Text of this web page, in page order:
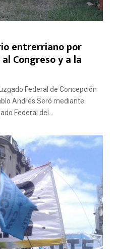
entrerriano por
Congreso y a la
Federal de Concepción
Andrés Seró mediante
Federal del...